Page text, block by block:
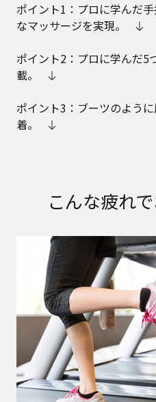
ポイント1：プロに学んだ
なマッサージを実現。
ポイント2：プロに学んだ5
載。
ポイント3：ブーツのよう
着。
こんな疲れ